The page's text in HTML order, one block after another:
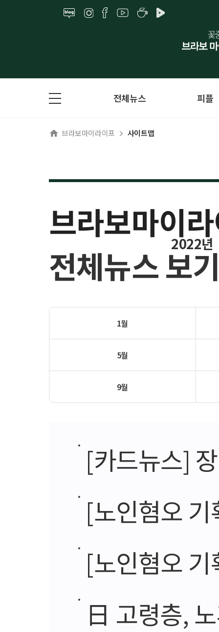
전체뉴스 피플
브라보마이라이프 사이트맵
브라보마이
전체뉴스 보
2022년
1월
5월
9월
[카드뉴스]
[노인혐오 기획
[노인혐오 기획]
日 고령층,